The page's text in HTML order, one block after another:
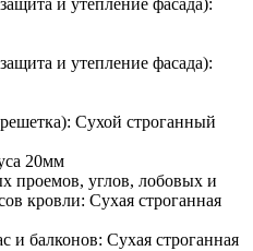
и утепление фасада):
и утепление фасада):
Сухой строганный
20мм
проемов, углов, лобовых и
кровли: Сухая строганная
балконов: Сухая строганная